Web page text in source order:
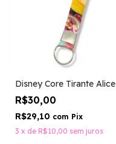
Disney Core Tirante Alice
R$30,00
R$29,10 com Pix
3 x de R$10,00 sem juros